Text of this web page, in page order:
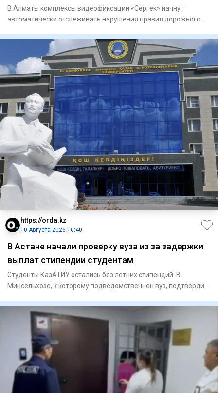
В Алматы комплексы видеофиксации «Сергек» начнут
автоматически отслеживать нарушения правил дорожного
https://orda.kz
10 Августа 2026 16:40
В Астане начали проверку вуза из за задержки
выплат стипендии студентам
Студенты КазАТИУ остались без летних стипендий. В
Минсельхозе, к которому подведомственнен вуз, подтвердил